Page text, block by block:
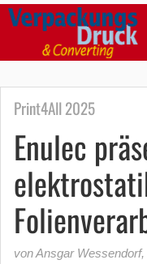
Print4All 2025
Enulec
von Ansgar Wessendorf,